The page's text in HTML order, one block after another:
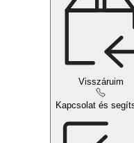
Visszáruim
Kapcsolat és